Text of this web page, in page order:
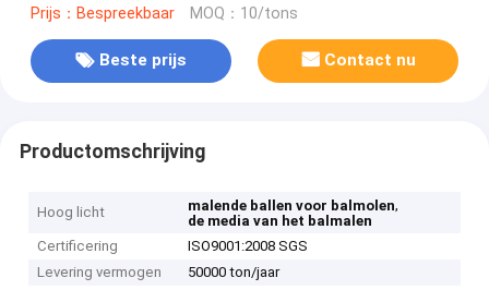
Prijs：Bespreekbaar MOQ：10/tons
Beste prijs Contact nu
Productomschrijving
Hoog licht malende ballen voor balmolen,
de media van het balmalen
Certificering
ISO9001:2008 SGS
Levering vermogen
50000 ton/jaar